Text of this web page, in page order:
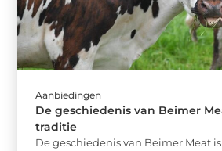
Aanbiedingen
De geschiedenis van Beimer
traditie
De geschiedenis van Beimer Meat